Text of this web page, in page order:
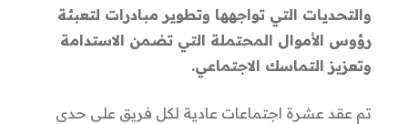
والتحديات التي تواجهها وتطوير مبادرات لتعبئة
رؤوس الأموال المحتملة التي تضمن الاستدامة
وتعزيز التماسك الاجتماعي.
تم عقد عشرة اجتماعات عادية لكل فريق على حدى